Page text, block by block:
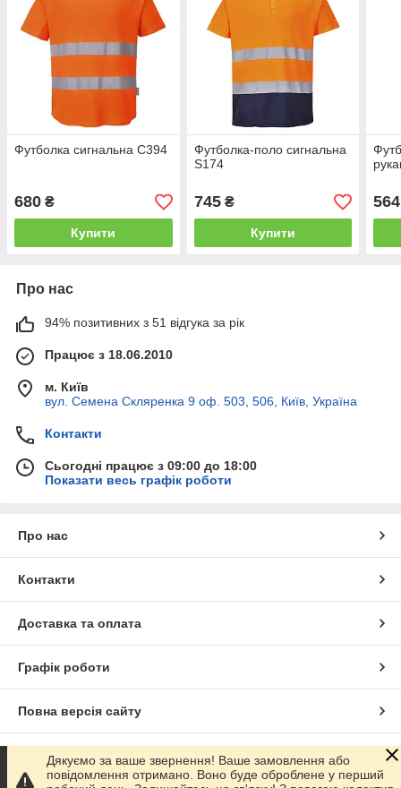
Футболка сигнальна C394
680 ₴
Купити
Футболка-поло сигнальна
S174
745₴
Купити
564
Про нас
94% позитивних з 51 відгука за рік
Працює з 18.06.2010
м. Київ
вул. Семена Скляренка 9 оф. 503, 506, Київ, Україна
Контакти
Сьогодні працює з 09:00 до 18:00
Показати весь графік роботи
Про нас
Контакти
Доставка та оплата
Графік роботи
Повна версія сайту
Сайт створено на маркетплейсіProm.ua
Дякуємо за ваше звернення! Ваше замовлення або
повідомлення отримано. Воно буде оброблене у перший